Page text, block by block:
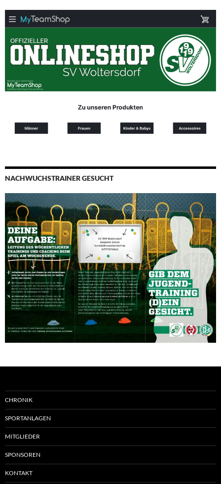
NACHWUCHSTRAINER GESUCHT
CHRONIK
SPORTANLAGEN
MITGLIEDER
SPONSOREN
KONTAKT